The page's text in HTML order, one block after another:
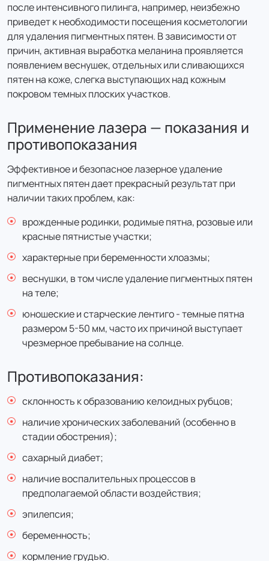
цена с налоговым вычетом
Лазерное лечение пигментных пятен на лице (1
зона - нос, 30 минут)
1 100 ₽
Лазерное лечение пигментных пятен на лице (1
зона - подбородок, 30 минут)
1 100 ₽
Лазерное лечение пигментных пятен на лице (1
зона- щека, 30 минут)
2 500 ₽
после интенсивного пилинга, например, неизбежно
приведет к необходимости посещения косметологии
для удаления пигментных пятен. В зависимости от
причин, активная выработка меланина проявляется
появлением веснушек, отдельных или сливающихся
пятен на коже, слегка выступающих над кожным
покровом темных плоских участков.
Применение лазера — показания и
противопоказания
Эффективное и безопасное лазерное удаление
пигментных пятен дает прекрасный результат при
наличии таких проблем, как:
врожденные родинки, родимые пятна, розовые или
красные пятнистые участки;
характерные при беременности хлоазмы;
веснушки, в том числе удаление пигментных пятен
на теле;
юношеские и старческие лентиго - темные пятна
размером 5-50 мм, часто их причиной выступает
чрезмерное пребывание на солнце.
Противопоказания:
склонность к образованию келоидных рубцов;
наличие хронических заболеваний (особенно в
стадии обострения);
сахарный диабет;
наличие воспалительных процессов в
предполагаемой области воздействия;
эпилепсия;
беременность;
кормление грудью.